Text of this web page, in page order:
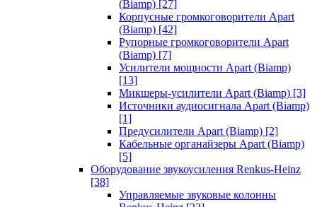
(Biamp) [27]
Корпусные громкоговорители Apart
(Biamp) [42]
Рупорные громкоговорители Apart
(Biamp) [7]
Усилители мощности Apart (Biamp)
[13]
Микшеры-усилители Apart (Biamp) [3]
Источники аудиосигнала Apart (Biamp)
[1]
Предусилители Apart (Biamp) [2]
Кабельные органайзеры Apart (Biamp)
[5]
Оборудование звукоусиления Renkus-Heinz
[38]
Управляемые звуковые колонны